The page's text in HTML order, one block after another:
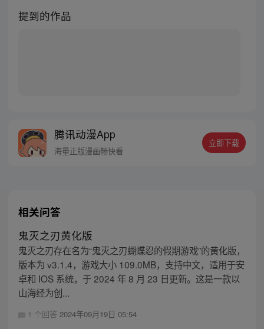
提到的作品
腾讯动漫App
海量正版漫画畅快看
立即下载
相关问答
鬼灭之刃黄化版
鬼灭之刃存在名为“鬼灭之刃蝴蝶忍的假期游戏”的黄化版，
版本为 v3.1.4，游戏大小 109.0MB，支持中文，适用于安
卓和 IOS 系统，于 2024 年 8 月 23 日更新。这是一款以
山海经为创...
1 个回答 2024年09月19日 05:54